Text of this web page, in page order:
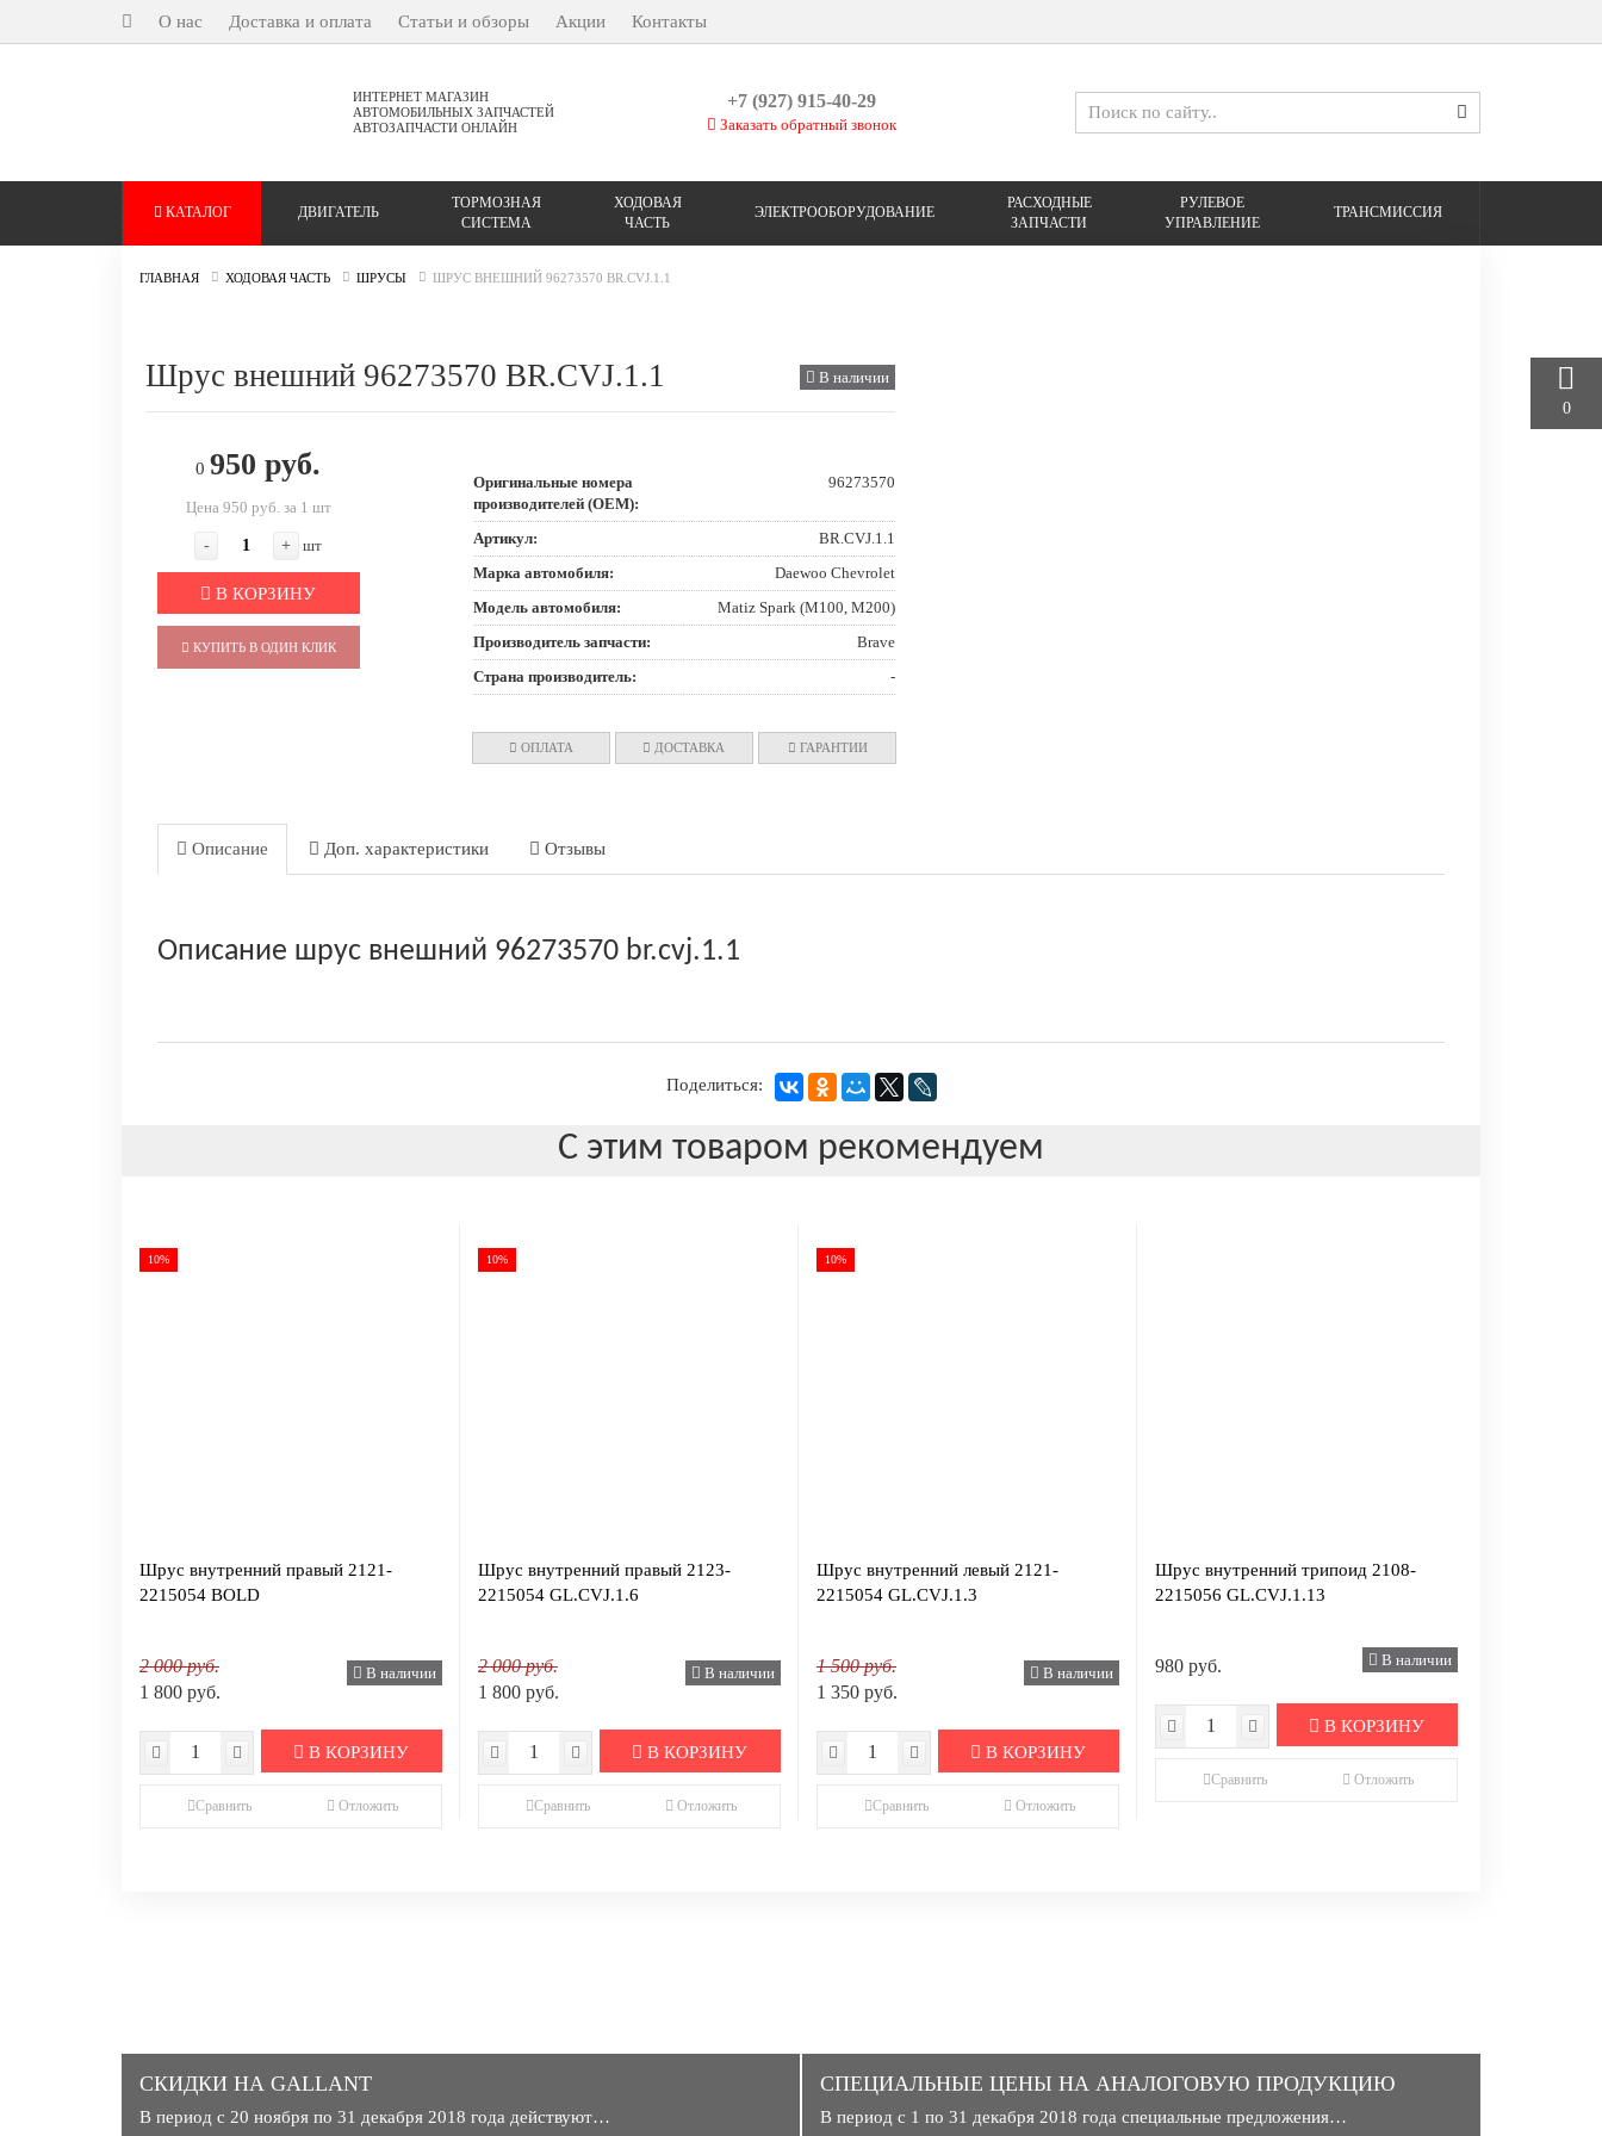
О нас Доставка и оплата Статьи и обзоры Акции Контакты
ИНТЕРНЕТ МАГАЗИН
АВТОМОБИЛЬНЫХ ЗАПЧАСТЕЙ
АВТОЗАПЧАСТИ ОНЛАЙН
+7 (927) 915-40-29
Заказать обратный звонок
КАТАЛОГ ДВИГАТЕЛЬ
ТОРМОЗНАЯ
СИСТЕМА
ХОДОВАЯ
ЧАСТЬ
ЭЛЕКТРООБОРУДОВАНИЕ
РАСХОДНЫЕ
ЗАПЧАСТИ
РУЛЕВОЕ
УПРАВЛЕНИЕ
ТРАНСМИССИЯ
ГЛАВНАЯ ХОДОВАЯ ЧАСТЬ ШРУСЫ ШРУС ВНЕШНИЙ 96273570 BR.CVJ.1.1
В наличии
Шрус внешний 96273570 BR.CVJ.1.1
0950 руб.
Цена 950 руб. за 1 шт
- + шт
В КОРЗИНУ
КУПИТЬ В ОДИН КЛИК
Оригинальные номера
производителей (OEM):
96273570
Артикул:
BR.CVJ.1.1
Марка автомобиля:
Daewoo Chevrolet
Модель автомобиля:
Matiz Spark (M100, M200)
Производитель запчасти:
Brave
Страна производитель:
-
ОПЛАТА ДОСТАВКА ГАРАНТИИ
Описание Доп. характеристики Отзывы
Описание шрус внешний 96273570 br.cvj.1.1
Поделиться:
С этим товаром рекомендуем
10%
Шрус внутренний правый 2121-
2215054 BOLD
2 000 руб.
1 800 руб.
В наличии
В КОРЗИНУ
Сравнить Отложить
10%
Шрус внутренний правый 2123-
2215054 GL.CVJ.1.6
2 000 руб.
1 800 руб.
В наличии
В КОРЗИНУ
Сравнить Отложить
10%
Шрус внутренний левый 2121-
2215054 GL.CVJ.1.3
1 500 руб.
1 350 руб.
В наличии
В КОРЗИНУ
Сравнить Отложить
Шрус внутренний трипоид 2108-
2215056 GL.CVJ.1.13
980 руб. В наличии
В КОРЗИНУ
Сравнить Отложить
СКИДКИ НА GALLANT
В период с 20 ноября по 31 декабря 2018 года действуют…
CПЕЦИАЛЬНЫЕ ЦЕНЫ НА АНАЛОГОВУЮ ПРОДУКЦИЮ
В период с 1 по 31 декабря 2018 года специальные предложения…
0